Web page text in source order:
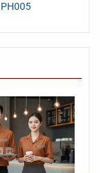
PH005